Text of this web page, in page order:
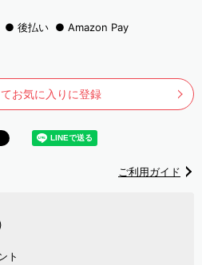
後払い Amazon Pay
お気に入りに登録
ご利用ガイド
ト